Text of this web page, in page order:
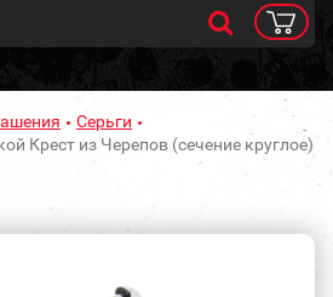
Серьги
Крест из Черепов (сечение круглое)